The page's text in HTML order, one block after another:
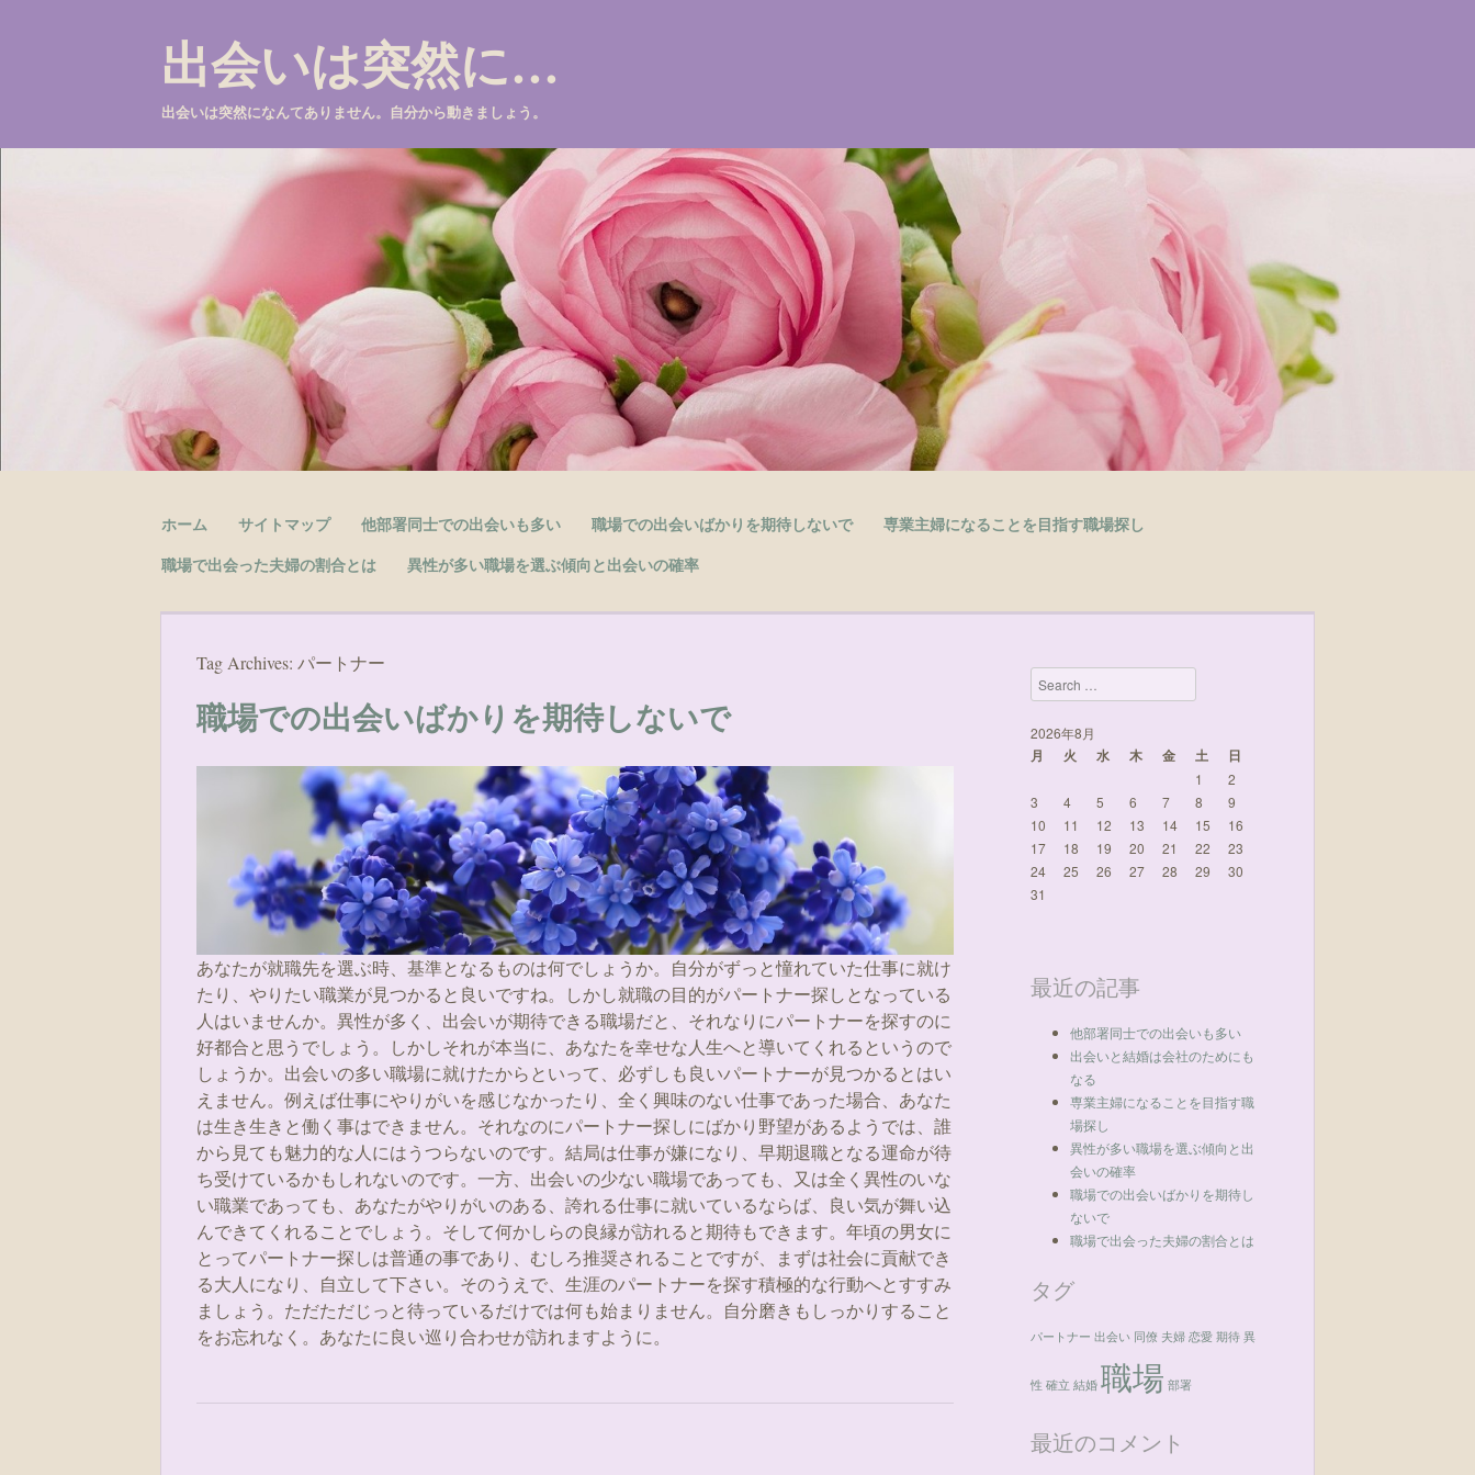
出会いは突然に…
出会いは突然になんてありません。自分から動きましょう。
Menu
Skip to content
ホーム サイトマップ 他部署同士での出会いも多い 職場での出会いばかりを期待しないで
専業主婦になることを目指す職場探し
職場で出会った夫婦の割合とは
異性が多い職場を選ぶ傾向と出会いの確率
Tag Archives: パートナー
職場での出会いばかりを期待しないで
あなたが就職先を選ぶ時、基準となるものは何でしょうか。自分がずっと憧れていた仕事に就け
たり、やりたい職業が見つかると良いですね。しかし就職の目的がパートナー探しとなっている
人はいませんか。異性が多く、出会いが期待できる職場だと、それなりにパートナーを探すのに
好都合と思うでしょう。しかしそれが本当に、あなたを幸せな人生へと導いてくれるというので
しょうか。出会いの多い職場に就けたからといって、必ずしも良いパートナーが見つかるとはい
えません。例えば仕事にやりがいを感じなかったり、全く興味のない仕事であった場合、あなた
は生き生きと働く事はできません。それなのにパートナー探しにばかり野望があるようでは、誰
から見ても魅力的な人にはうつらないのです。結局は仕事が嫌になり、早期退職となる運命が待
ち受けているかもしれないのです。一方、出会いの少ない職場であっても、又は全く異性のいな
い職業であっても、あなたがやりがいのある、誇れる仕事に就いているならば、良い気が舞い込
んできてくれることでしょう。そして何かしらの良縁が訪れると期待もできます。年頃の男女に
とってパートナー探しは普通の事であり、むしろ推奨されることですが、まずは社会に貢献でき
る大人になり、自立して下さい。そのうえで、生涯のパートナーを探す積極的な行動へとすすみ
ましょう。ただただじっと待っているだけでは何も始まりません。自分磨きもしっかりすること
をお忘れなく。あなたに良い巡り合わせが訪れますように。
Search
2026年8月
月 火 水 木 金 土 日
1
2
3
4 5 6 7 8
9
10
11 12 13 14 15
16
17
18 19 20 21 22
23
24
25 26 27 28 29
30
31
最近の記事
他部署同士での出会いも多い
出会いと結婚は会社のためにも
なる
専業主婦になることを目指す職
場探し
異性が多い職場を選ぶ傾向と出
会いの確率
職場での出会いばかりを期待し
ないで
職場で出会った夫婦の割合とは
タグ
パートナー 出会い 同僚 夫婦 恋愛 期待 異
性 確立 結婚 職場 部署
最近のコメント